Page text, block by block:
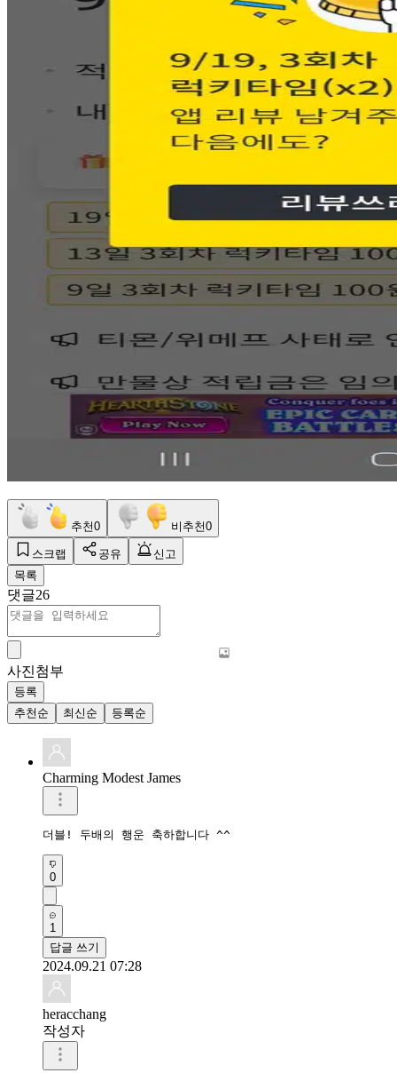
추천0 비추천0
스크랩 공유
신고
목록
댓글26
사진첨부
등록
추천순
최신순 등록순
Charming Modest James
더블! 두배의 행운 축하합니다 ^^
0
1
답글 쓰기
2024.09.21 07:28
heracchang
작성자